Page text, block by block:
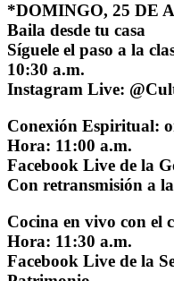
*DOMINGO, 25 DE
Baila desde tu casa
Síguele el paso a la
10:30 a.m.
Instagram Live:
Conexión Espiritual:
Hora: 11:00 a.m.
Facebook Live de la
Con retransmisión a
Cocina en vivo con el
Hora: 11:30 a.m.
Facebook Live de la